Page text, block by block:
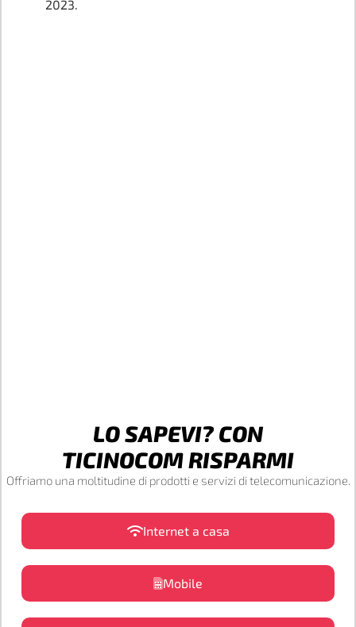
2023.
LO SAPEVI? CON
TICINOCOM RISPARMI
Offriamo una moltitudine di prodotti e servizi di telecomunicazione.
Internet a casa
Mobile